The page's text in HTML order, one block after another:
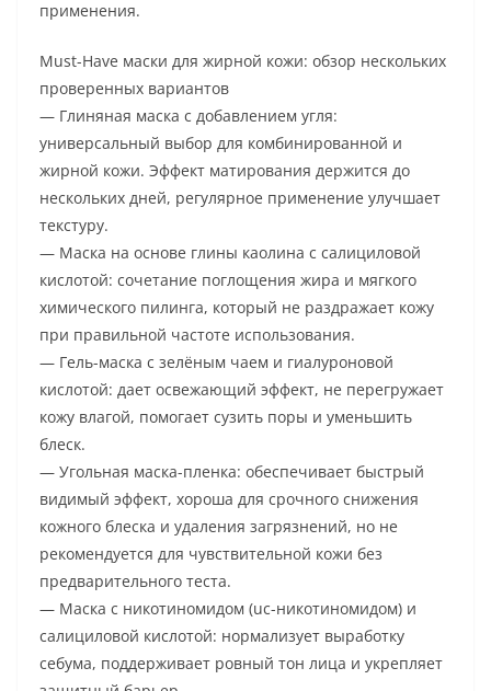
применения.
Must-Have маски для жирной кожи: обзор нескольких
проверенных вариантов
— Глиняная маска с добавлением угля:
универсальный выбор для комбинированной и
жирной кожи. Эффект матирования держится до
нескольких дней, регулярное применение улучшает
текстуру.
— Маска на основе глины каолина с салициловой
кислотой: сочетание поглощения жира и мягкого
химического пилинга, который не раздражает кожу
при правильной частоте использования.
— Гель-маска с зелёным чаем и гиалуроновой
кислотой: дает освежающий эффект, не перегружает
кожу влагой, помогает сузить поры и уменьшить
блеск.
— Угольная маска-пленка: обеспечивает быстрый
видимый эффект, хороша для срочного снижения
кожного блеска и удаления загрязнений, но не
рекомендуется для чувствительной кожи без
предварительного теста.
— Маска с никотиномидом (uc-никотиномидом) и
салициловой кислотой: нормализует выработку
себума, поддерживает ровный тон лица и укрепляет